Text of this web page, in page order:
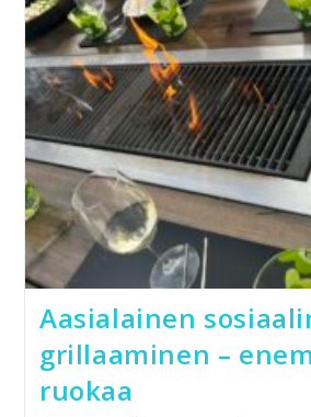
Aasialainen
grillaaminen –
ruokaa